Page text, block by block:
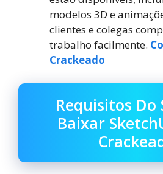
modelos 3D e
clientes e colegas
trabalho facilmente.
Crackeado
Requisitos Do
Baixar